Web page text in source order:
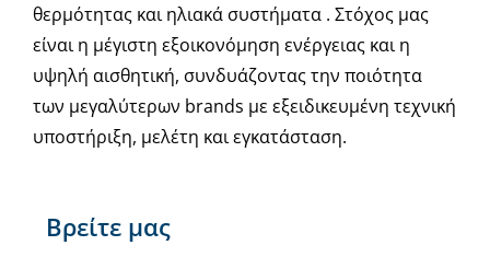
Βρείτε μας
θερμότητας και ηλιακά συστήματα . Στόχος μας
είναι η μέγιστη εξοικονόμηση ενέργειας και η
υψηλή αισθητική, συνδυάζοντας την ποιότητα
των μεγαλύτερων brands με εξειδικευμένη τεχνική
υποστήριξη, μελέτη και εγκατάσταση.